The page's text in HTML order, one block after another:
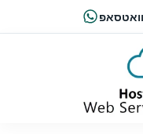
וואטסאפ